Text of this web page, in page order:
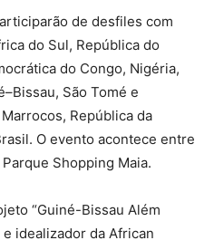
de desfiles com
do Sul, República do
do Congo, Nigéria,
São Tomé e
República da
O evento acontece entre
Shopping Maia.
“Guiné-Bissau Além
idealizador da African